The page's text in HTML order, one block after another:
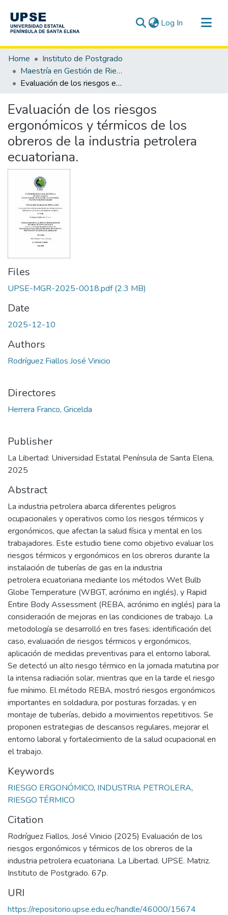
Log In (current)
Communities & Collections
All of DSpace
Statistics
Home
Instituto de Postgrado
Maestría en Gestión de Riesgos
Evaluación de los riesgos ergonómicos y térmicos de los obreros de la industria petrolera ecuatoriana.
Evaluación de los riesgos
ergonómicos y térmicos de los
obreros de la industria petrolera
ecuatoriana.
Files
UPSE-MGR-2025-0018.pdf(2.3 MB)
Date
2025-12-10
Authors
Rodríguez Fiallos José Vinicio
Directores
Herrera Franco, Gricelda
Publisher
La Libertad: Universidad Estatal Península de Santa Elena,
2025
Abstract
La industria petrolera abarca diferentes peligros
ocupacionales y operativos como los riesgos térmicos y
ergonómicos, que afectan la salud física y mental en los
trabajadores. Este estudio tiene como objetivo evaluar los
riesgos térmicos y ergonómicos en los obreros durante la
instalación de tuberías de gas en la industria
petrolera ecuatoriana mediante los métodos Wet Bulb
Globe Temperature (WBGT, acrónimo en inglés), y Rapid
Entire Body Assessment (REBA, acrónimo en inglés) para la
consideración de mejoras en las condiciones de trabajo. La
metodología se desarrolló en tres fases: identificación del
caso, evaluación de riesgos térmicos y ergonómicos,
aplicación de medidas preventivas para el entorno laboral.
Se detectó un alto riesgo térmico en la jornada matutina por
la intensa radiación solar, mientras que en la tarde el riesgo
fue mínimo. El método REBA, mostró riesgos ergonómicos
importantes en soldadura, por posturas forzadas, y en
montaje de tuberías, debido a movimientos repetitivos. Se
proponen estrategias de descansos regulares, mejorar el
entorno laboral y fortalecimiento de la salud ocupacional en
el trabajo.
Keywords
RIESGO ERGONÓMICO, INDUSTRIA PETROLERA,
RIESGO TÉRMICO
Citation
Rodríguez Fiallos, José Vinicio (2025) Evaluación de los
riesgos ergonómicos y térmicos de los obreros de la
industria petrolera ecuatoriana. La Libertad. UPSE. Matriz.
Instituto de Postgrado. 67p.
URI
https://repositorio.upse.edu.ec/handle/46000/15674